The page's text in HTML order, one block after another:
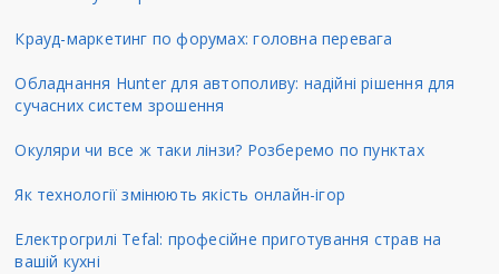
Крауд-маркетинг по форумах: головна перевага
Обладнання Hunter для автополиву: надійні рішення для
сучасних систем зрошення
Окуляри чи все ж таки лінзи? Розберемо по пунктах
Як технології змінюють якість онлайн-ігор
Електрогрилі Tefal: професійне приготування страв на
вашій кухні